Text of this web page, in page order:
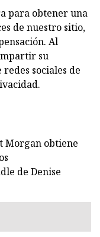
para obtener una
de nuestro sitio,
Al
su
sociales de
Morgan obtiene
de Denise